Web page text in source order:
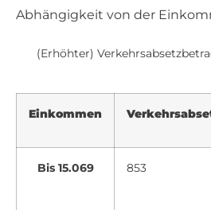
Abhängigkeit von der
(Erhöhter)
Einkommen
Bis 15.069 853